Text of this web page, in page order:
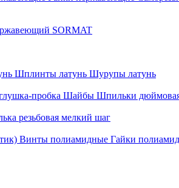
SORMAT
Шплинты латунь Шурупы латунь
пробка Шайбы Шпильки дюймовая
резьбовая мелкий шаг
Винты полиамидные Гайки